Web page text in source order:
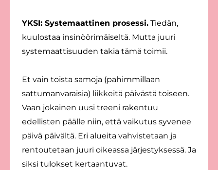
YKSI: Systemaattinen prosessi. Tiedän,
kuulostaa insinöörimäiseltä. Mutta juuri
systemaattisuuden takia tämä toimii.
Et vain toista samoja (pahimmillaan
sattumanvaraisia) liikkeitä päivästä toiseen.
Vaan jokainen uusi treeni rakentuu
edellisten päälle niin, että vaikutus syvenee
päivä päivältä. Eri alueita vahvistetaan ja
rentoutetaan juuri oikeassa järjestyksessä. Ja
siksi tulokset kertaantuvat.